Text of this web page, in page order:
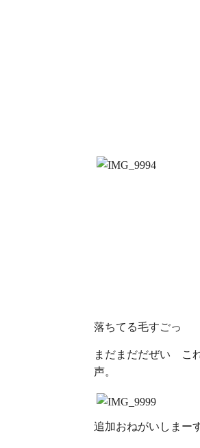
落ちてる毛すごっ
まだまだだぜい こ
声。
追加おねがいしまー